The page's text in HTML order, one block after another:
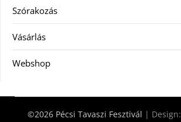
Szórakozás
Vásárlás
Webshop
©2026 Pécsi Tavaszi Fesztivál | Design: